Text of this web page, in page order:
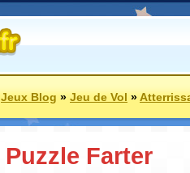
Jeux Blog»Jeu de Vol»
Puzzle Farter